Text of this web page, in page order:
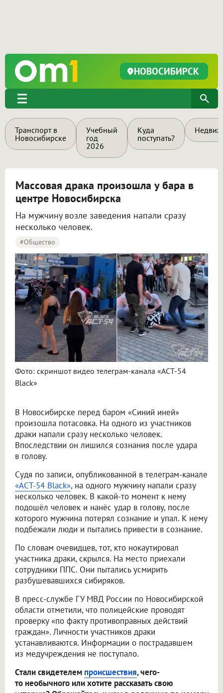
НОВОСИБИРСК
Транспорт в
Новосибирске
Учебный
год
2026
Куда
поступать?
Массовая драка произошла у бара в
центре Новосибирска
На мужчину возле заведения напали сразу
несколько человек.
#Общество
Фото: скриншот видео телеграм-канала «АСТ-54
Вlack»
В Новосибирске перед баром «Синий иней»
произошла потасовка. На одного из участников
драки напали сразу несколько человек.
Впоследствии он лишился сознания после удара
в голову.
Судя по записи, опубликованной в телеграм-канале
«АСТ-54 Вlack», на одного мужчину напали сразу
несколько человек. В какой-то момент к нему
подошёл человек и нанёс удар в голову, после
которого мужчина потерял сознание и упал. К нему
подбежали люди и пытались привести в сознание.
По словам очевидцев, тот, кто нокаутировал
участника драки, скрылся. На место приехали
сотрудники ППС. Они пытались усмирить
разбушевавшихся сибиряков.
В пресс-службе ГУ МВД России по Новосибирской
области отметили, что полицейские проводят
проверку «по факту противоправных действий
граждан». Личности участников драки
устанавливаются. Информации о пострадавшем
из медучреждения не поступало.
Стали свидетелем происшествия, чего-
то необычного или хотите рассказать свою